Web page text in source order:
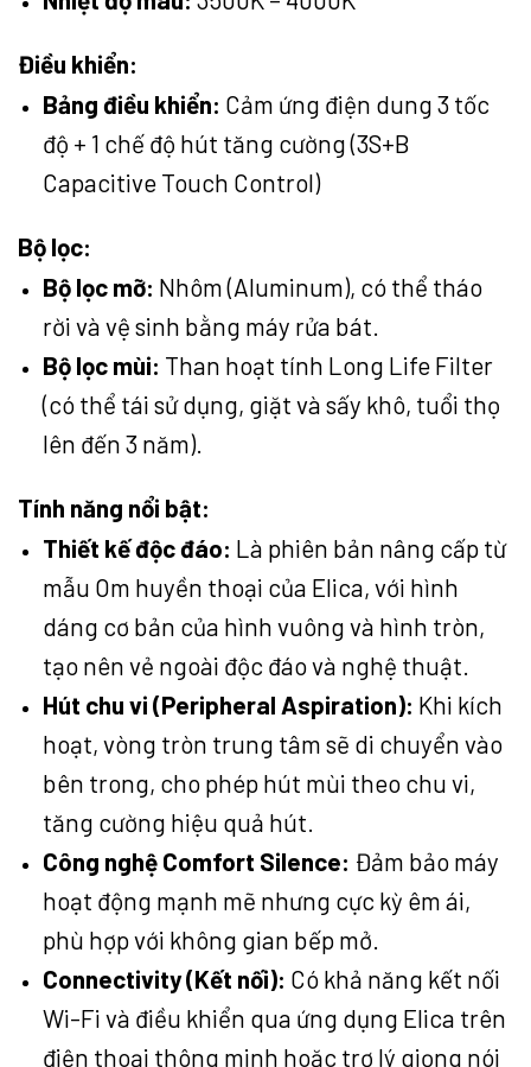
Điều khiển:
Bảng điều khiển: Cảm ứng điện dung 3 tốc
độ + 1 chế độ hút tăng cường (3S+B
Capacitive Touch Control)
Bộ lọc:
Bộ lọc mỡ: Nhôm (Aluminum), có thể tháo
rời và vệ sinh bằng máy rửa bát.
Bộ lọc mùi: Than hoạt tính Long Life Filter
(có thể tái sử dụng, giặt và sấy khô, tuổi thọ
lên đến 3 năm).
Tính năng nổi bật:
Thiết kế độc đáo: Là phiên bản nâng cấp từ
mẫu Om huyền thoại của Elica, với hình
dáng cơ bản của hình vuông và hình tròn,
tạo nên vẻ ngoài độc đáo và nghệ thuật.
Hút chu vi (Peripheral Aspiration): Khi kích
hoạt, vòng tròn trung tâm sẽ di chuyển vào
bên trong, cho phép hút mùi theo chu vi,
tăng cường hiệu quả hút.
Công nghệ Comfort Silence: Đảm bảo máy
hoạt động mạnh mẽ nhưng cực kỳ êm ái,
phù hợp với không gian bếp mở.
Connectivity (Kết nối): Có khả năng kết nối
Wi-Fi và điều khiển qua ứng dụng Elica trên
điện thoại thông minh hoặc trợ lý giọng nói